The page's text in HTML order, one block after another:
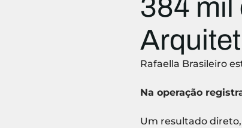
384 mil
Rafaella Brasileiro
Na operação
Um resultado